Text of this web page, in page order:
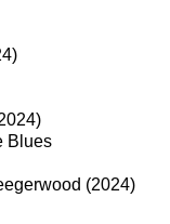
Blues
(2024)